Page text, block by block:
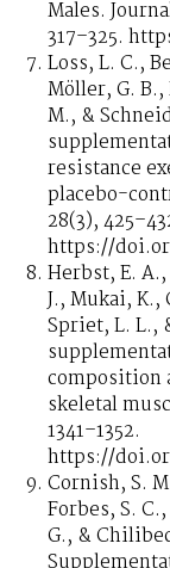
Males.
317–325.
Loss, L. C.,
Möller, G.
M., &
resistance
placebo-
28(3),
https://
Herbst, E.
J., Mukai, K.,
Spriet, L. L.,
composition
skeletal
1341–1352.
https://
Cornish, S.
Forbes, S.
G., &